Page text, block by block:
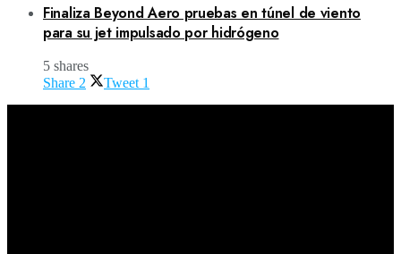
Finaliza Beyond Aero pruebas en túnel de viento
para su jet impulsado por hidrógeno
5 shares
Share 2 Tweet 1